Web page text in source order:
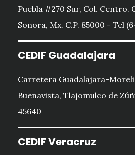
Puebla #270 Sur, Col. Centro.
Sonora, Mx. C.P. 85000 - Tel
CEDIF Guadalajara
Carretera Guadalajara-
Buenavista, Tlajomulco de
45640
CEDIF Veracruz